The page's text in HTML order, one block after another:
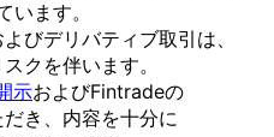
います。
よびデリバティブ取引は、
クを伴います。
示およびFintradeの
き、 内容を十分に